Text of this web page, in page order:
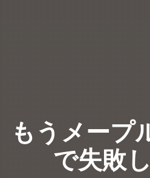
もうメープ
で失敗